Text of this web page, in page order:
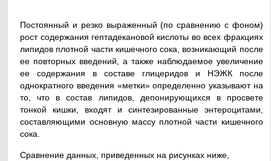
Постоянный и резко выраженный (по сравнению с фоном)
рост содержания гептадекановой кислоты во всех фракциях
липидов плотной части кишечного сока, возникающий после
ее повторных введений, а также наблюдаемое увеличение
ее содержания в составе глицеридов и НЭЖК после
однократного введения «метки» определенно указывают на
то, что в состав липидов, депонирующихся в просвете
тонкой кишки, входят и синтезированные энтероцитами,
составляющими основную массу плотной части кишечного
сока.
Сравнение данных, приведенных на рисунках ниже,